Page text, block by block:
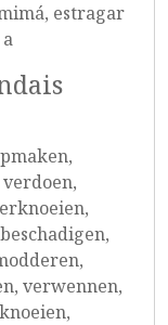
estragar
verwennen,